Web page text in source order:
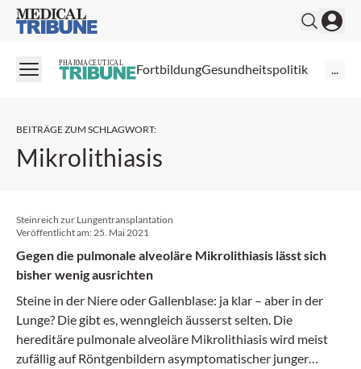
Medical Tribune
PHARMACEUTICAL FortbildungGesundheitspolitik ...
BEITRÄGE ZUM SCHLAGWORT:
Mikrolithiasis
Steinreich zur Lungentransplantation
Veröffentlicht am: 25. Mai 2021
Gegen die pulmonale alveoläre Mikrolithiasis lässt sich
bisher wenig ausrichten
Steine in der Niere oder Gallenblase: ja klar – aber in der
Lunge? Die gibt es, wenngleich äusserst selten. Die
hereditäre pulmonale alveoläre Mikrolithiasis wird meist
zufällig auf Röntgenbildern asymptomatischer junger